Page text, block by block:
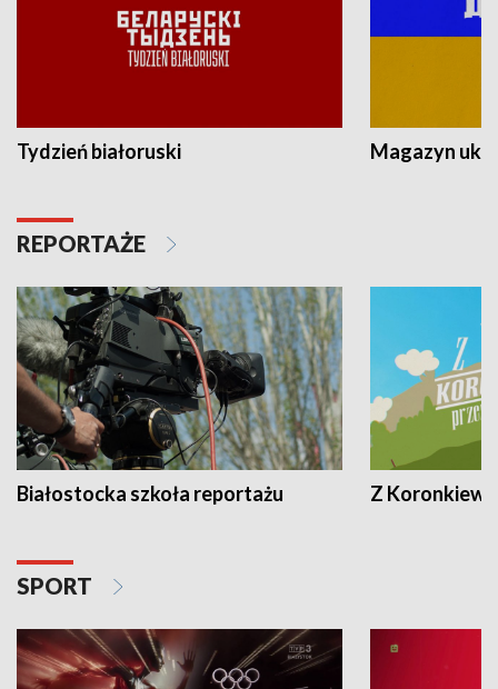
Tydzień białoruski Magazyn
REPORTAŻE
Białostocka szkoła reportażu Z
SPORT